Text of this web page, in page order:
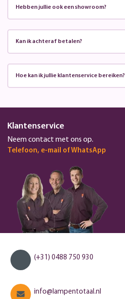
Hebben jullie ook een showroom?
Kan ik achteraf betalen?
Hoe kan ik jullie klantenservice bereiken?
Klantenservice
Neem contact met ons op.
Telefoon, e-mail of WhatsApp
(+31) 0488 750 930
info@lampentotaal.nl